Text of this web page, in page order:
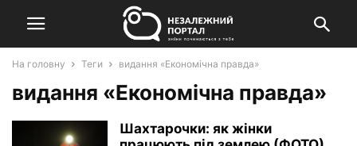
На головну Теги видання «Економічна правда»
видання «Економічна правда»
Шахтарочки: як жінки